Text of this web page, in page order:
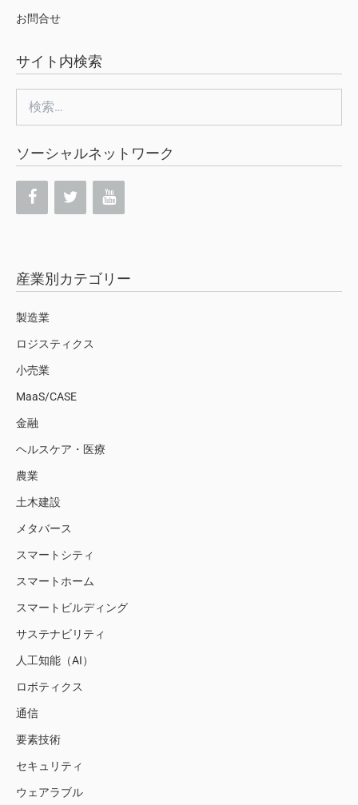
お問合せ
サイト内検索
索:
ソーシャルネットワーク
産業別カテゴリー
製造業
ロジスティクス
小売業
MaaS/CASE
金融
ヘルスケア・医療
農業
土木建設
メタバース
スマートシティ
スマートホーム
スマートビルディング
サステナビリティ
人工知能（AI）
ロボティクス
通信
要素技術
セキュリティ
ウェアラブル